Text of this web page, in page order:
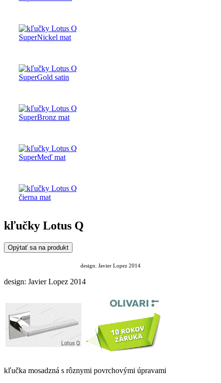
kľučky Lotus Q
Opýtať sa na produkt
design: Javier Lopez 2014
design: Javier Lopez 2014
kľučka mosadzná s rôznymi povrchovými úpravami